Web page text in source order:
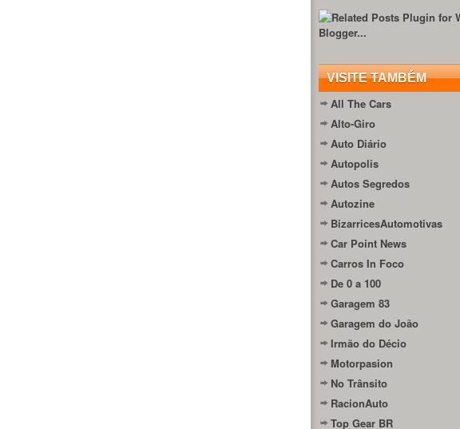
VISITE TAMBÉM
All The Cars
Alto-Giro
Auto Diário
Autopolis
Autos Segredos
Autozine
BizarricesAutomotivas
Car Point News
Carros In Foco
De 0 a 100
Garagem 83
Garagem do João
Irmão do Décio
Motorpasion
No Trânsito
RacionAuto
Top Gear BR